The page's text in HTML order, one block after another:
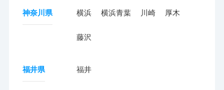
神奈川県 横浜 横浜青葉 川崎 厚木
藤沢
福井県 福井